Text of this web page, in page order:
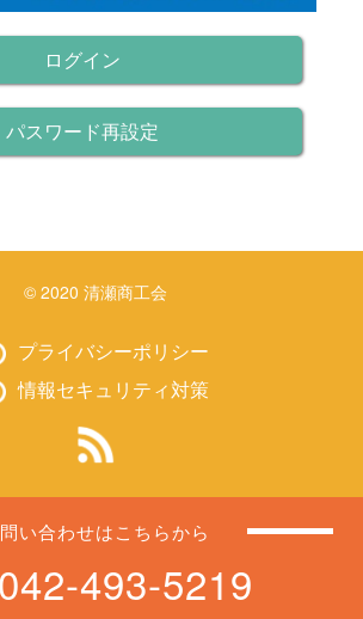
ログイン
パスワード再設定
© 2020 清瀬商工会
プライバシーポリシー
情報セキュリティ対策
い合わせはこちらから
042-493-5219